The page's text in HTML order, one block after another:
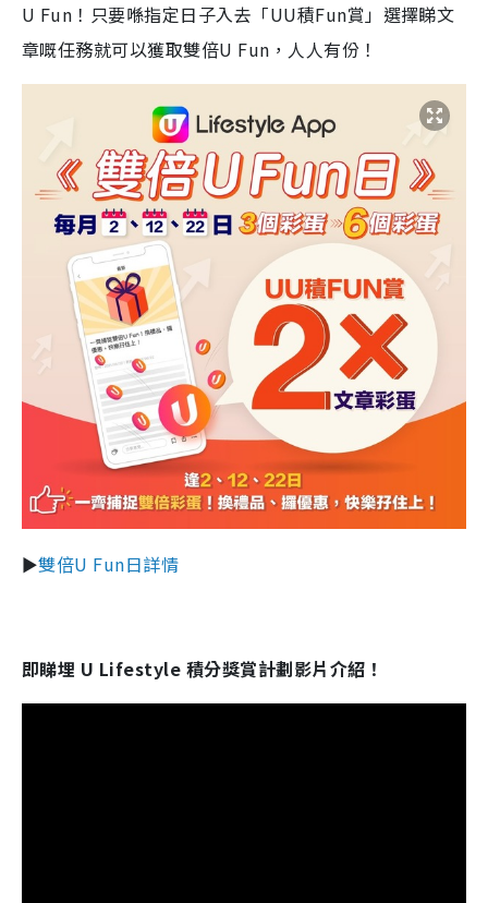
U Fun！只要喺指定日子入去「UU積Fun賞」選擇睇文
章嘅任務就可以獲取雙倍U Fun，人人有份！
►雙倍U Fun日詳情
即睇埋 U Lifestyle 積分獎賞計劃影片介紹！